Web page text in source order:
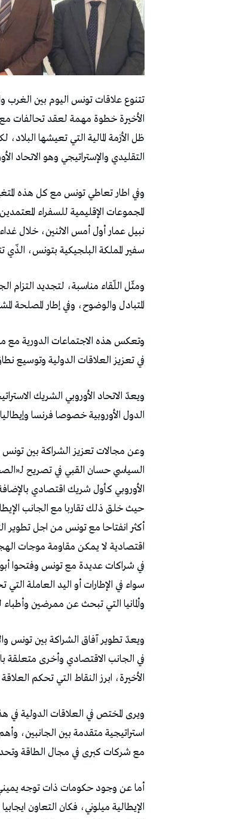
تتنوع علاقات تونس اليوم بين الغرب
الأخيرة خطوة مهمة لعقد تحالفات مع
ظل الأزمة المالية التي تعيشها
التقليدي والإستراتيجي وهو الاتحاد
وفي اطار تعاطي تونس مع كل هذه
المجموعات الإقليمية للسفراء
نبيل عمار أول أمس الاثنين، خلال
سفير المملكة البلجيكية بتونس، الذّي
ومثّل اللّقاء مناسبة، لتجديد التزام
المتبادل والوضوح، وفي إطار المصلحة
وتعكس هذه الاجتماعات الدورية مع
في تعزيز العلاقات الدولية وتوسيع
ويعدّ الاتحاد الأوروبي الشريك
الدول الأوروبية خصوصا فرنسا وإيطاليا وألمانيا. اذ ان أكثر من 70%
وعن مجالات تعزيز الشراكة بين تونس
السياسي حسان القبي في تصريح
الأوروبي كأول شريك اقتصادي
حيث خلق ذلك تقاربا مع الجانب
أكثر انفتاحا مع تونس من اجل تطوير
اقتصادية لا يمكن مقاومة موجات
في شراكات عديدة مع تونس وفتحوا
سواء في الإطارات أو اليد العاملة
وألمانيا التي تبحث عن ممرضين
ويعدّ تطوير آفاق الشراكة بين تونس
في الجانب الاقتصادي وأخرى متعلقة
الأخيرة، ابرز النقاط التي تحكم
ويرى المختص في العلاقات الدولية
استراتيجية متقدمة بين الجانبين،
مع شركات كبرى في مجال الطاقة
أما عن وجود حكومات ذات توجه
الإيطالية ميلوني، فكان التعاون